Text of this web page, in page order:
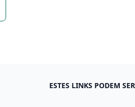
ESTES LINKS PODEM